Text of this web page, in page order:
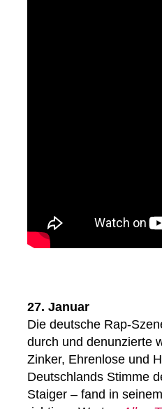
27. Januar
Die deutsche Rap-
durch und denunzierte
Zinker, Ehrenlose und
Deutschlands Stimme
Staiger – fand in